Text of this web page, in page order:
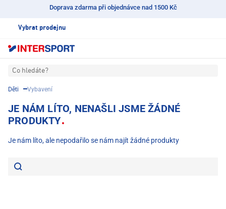
Doprava zdarma při objednávce nad 1500 Kč
Vybrat prodejnu
Co hledáte?
Děti Vybavení
JE NÁM LÍTO, NENAŠLI JSME ŽÁDNÉ
PRODUKTY
Je nám líto, ale nepodařilo se nám najít žádné produkty